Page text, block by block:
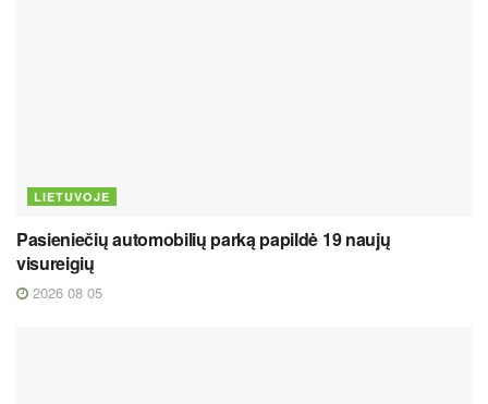
LIETUVOJE
Pasieniečių automobilių parką papildė 19 naujų
visureigių
2026 08 05